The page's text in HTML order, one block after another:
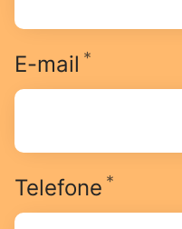
E-mail *
Telefone *